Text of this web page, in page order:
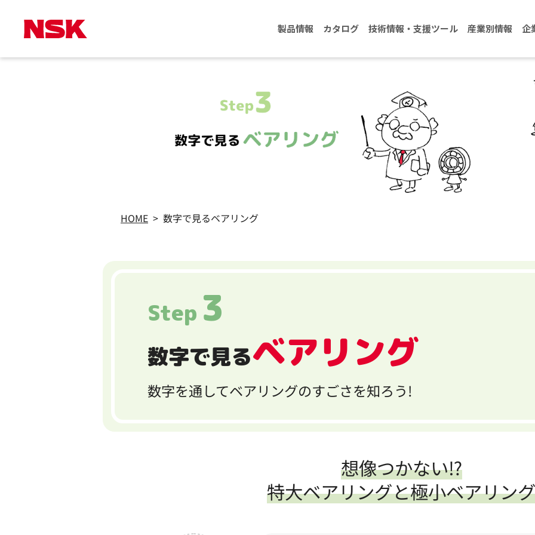
製品情報 カタログ 技術情報・支援ツール 産業別情報 企
HOME > 数字で見るベアリング
Step 3
数字で見るベアリング
数字を通してベアリングのすごさを知ろう!
想像つかない⁉
特大ベアリングと極小ベアリング